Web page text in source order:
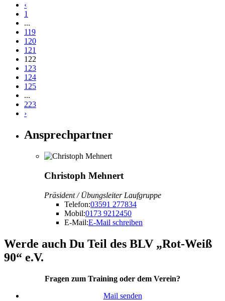
‹
1
...
119
120
121
122
123
124
125
...
223
›
Ansprechpartner
Christoph Mehnert
Präsident / Übungsleiter Laufgruppe
Telefon:03591 277834
Mobil:0173 9212450
E-Mail:E-Mail schreiben
Werde auch Du Teil des BLV „Rot-Weiß
90“ e.V.
Fragen zum Training oder dem Verein?
Mail senden